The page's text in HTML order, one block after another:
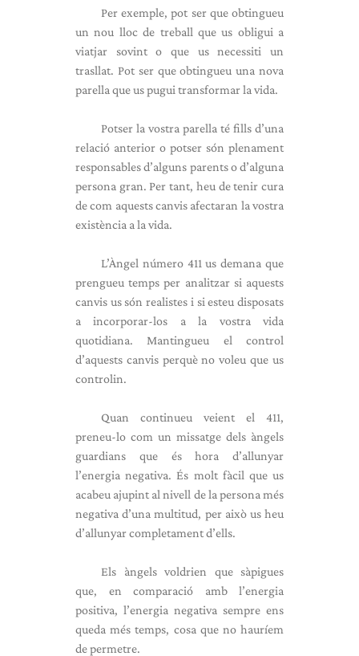
Per exemple, pot ser que obtingueu
un nou lloc de treball que us obligui a
viatjar sovint o que us necessiti un
trasllat. Pot ser que obtingueu una nova
parella que us pugui transformar la vida.
Potser la vostra parella té fills d’una
relació anterior o potser són plenament
responsables d’alguns parents o d’alguna
persona gran. Per tant, heu de tenir cura
de com aquests canvis afectaran la vostra
existència a la vida.
L’Àngel número 411 us demana que
prengueu temps per analitzar si aquests
canvis us són realistes i si esteu disposats
a incorporar-los a la vostra vida
quotidiana. Mantingueu el control
d’aquests canvis perquè no voleu que us
controlin.
Quan continueu veient el 411,
preneu-lo com un missatge dels àngels
guardians que és hora d’allunyar
l’energia negativa. És molt fàcil que us
acabeu ajupint al nivell de la persona més
negativa d’una multitud, per això us heu
d’allunyar completament d’ells.
Els àngels voldrien que sàpigues
que, en comparació amb l’energia
positiva, l’energia negativa sempre ens
queda més temps, cosa que no hauríem
de permetre.